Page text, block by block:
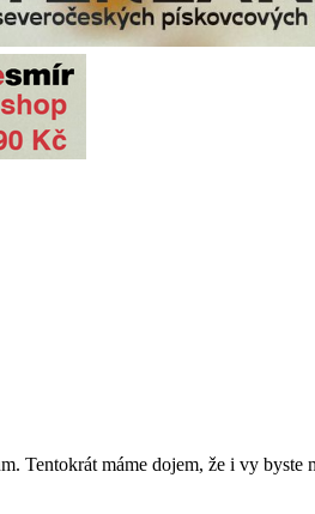
Tentokrát máme dojem, že i vy byste